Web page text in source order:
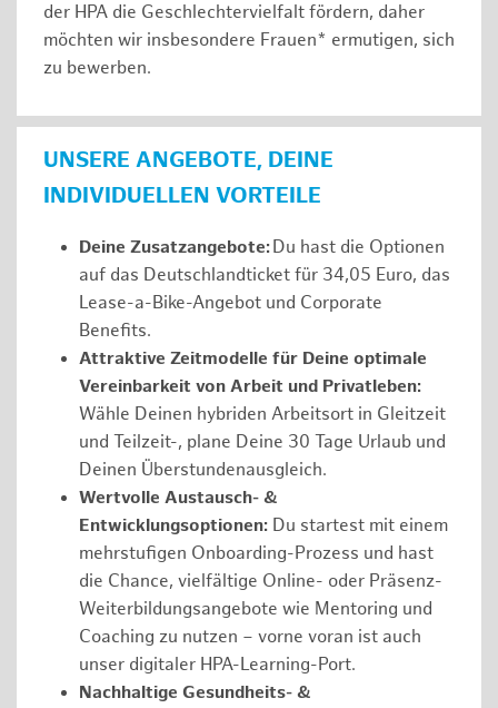
der HPA die Geschlechtervielfalt fördern, daher
möchten wir insbesondere Frauen* ermutigen, sich
zu bewerben.
UNSERE ANGEBOTE, DEINE
INDIVIDUELLEN VORTEILE
Deine Zusatzangebote: Du hast die Optionen
auf das Deutschlandticket für 34,05 Euro, das
Lease-a-Bike-Angebot und Corporate
Benefits.
Attraktive Zeitmodelle für Deine optimale
Vereinbarkeit von Arbeit und Privatleben:
Wähle Deinen hybriden Arbeitsort in Gleitzeit
und Teilzeit-, plane Deine 30 Tage Urlaub und
Deinen Überstundenausgleich.
Wertvolle Austausch- &
Entwicklungsoptionen: Du startest mit einem
mehrstufigen Onboarding-Prozess und hast
die Chance, vielfältige Online- oder Präsenz-
Weiterbildungsangebote wie Mentoring und
Coaching zu nutzen – vorne voran ist auch
unser digitaler HPA-Learning-Port.
Nachhaltige Gesundheits- &